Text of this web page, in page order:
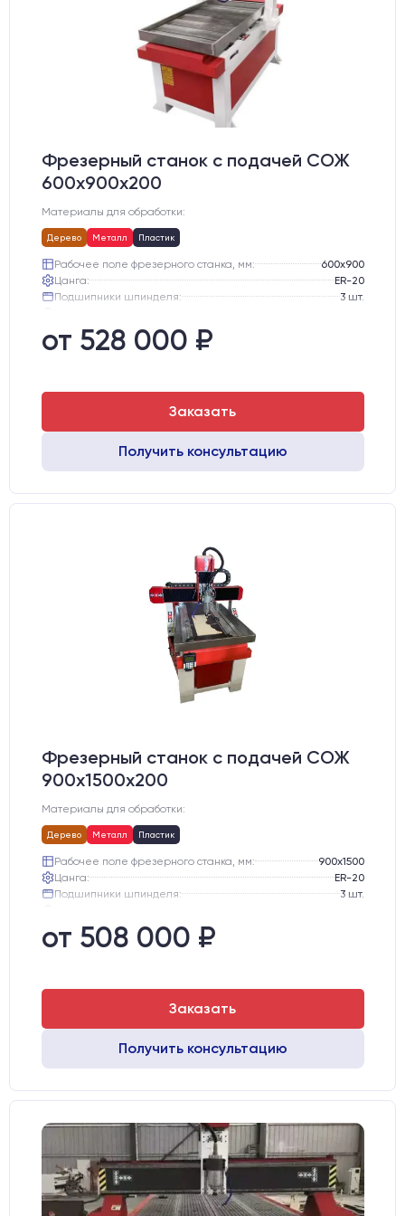
Фрезерный станок с подачей СОЖ
600х900х200
Материалы для обработки:
Дерево Металл Пластик
Рабочее поле фрезерного станка, мм:
600х900
Цанга:
ER-20
Подшипники шпинделя:
3 шт.
Тип стола:
от 528 000 ₽
Заказать
Получить консультацию
Фрезерный станок с подачей СОЖ
900х1500х200
Материалы для обработки:
Дерево Металл Пластик
Рабочее поле фрезерного станка, мм:
900х1500
Цанга:
ER-20
Подшипники шпинделя:
3 шт.
Двигатели:
от 508 000 ₽
Заказать
Получить консультацию